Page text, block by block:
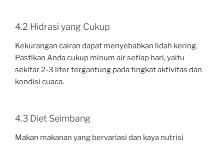
4.2 Hidrasi yang Cukup
Kekurangan cairan dapat menyebabkan lidah kering.
Pastikan Anda cukup minum air setiap hari, yaitu
sekitar 2-3 liter tergantung pada tingkat aktivitas dan
kondisi cuaca.
4.3 Diet Seimbang
Makan makanan yang bervariasi dan kaya nutrisi